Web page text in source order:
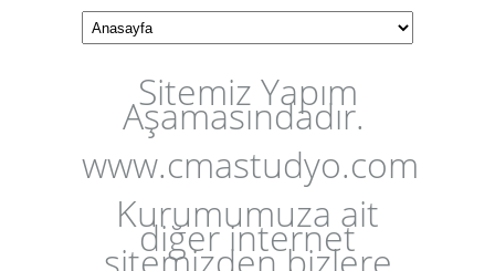
Sitemiz Yapım
Aşamasındadır.
www.cmastudyo.com
Kurumumuza ait
diğer internet